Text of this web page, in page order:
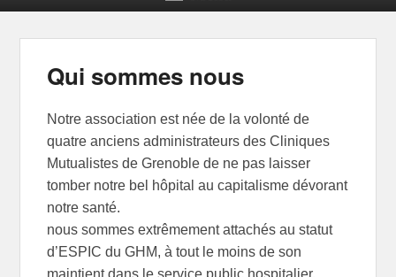
Qui sommes nous
Notre association est née de la volonté de
quatre anciens administrateurs des Cliniques
Mutualistes de Grenoble de ne pas laisser
tomber notre bel hôpital au capitalisme dévorant
notre santé.
nous sommes extrêmement attachés au statut
d’ESPIC du GHM, à tout le moins de son
maintient dans le service public hospitalier.